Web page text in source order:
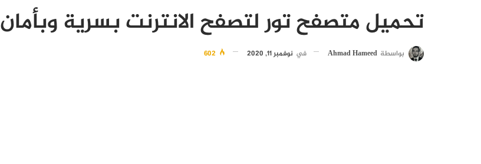
تحميل متصفح تور لتصفح الانترنت بسرية وبأمان
بواسطة Ahmad Hameed في نوفمبر 11, 2020